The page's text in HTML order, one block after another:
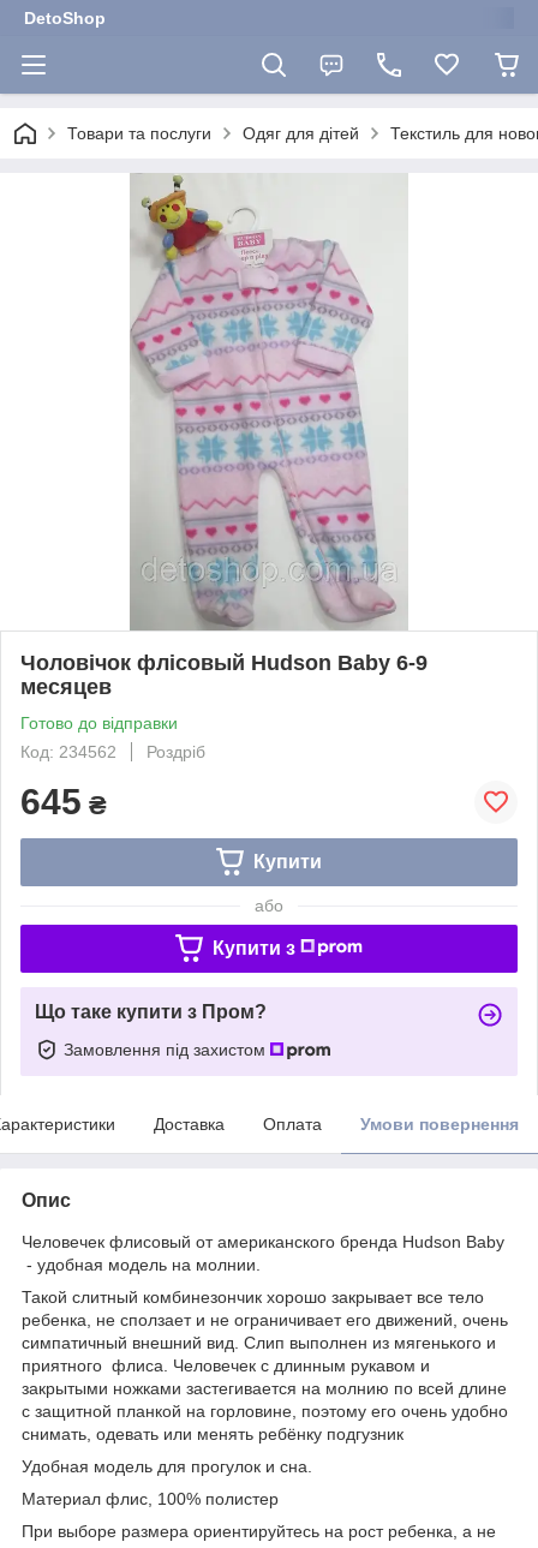
DetoShop
Товари та послуги Одяг для дітей Текстиль для
Чоловічок флісовый Hudson Baby 6-9
месяцев
Готово до відправки
Код: 234562
Роздріб
645 ₴
Купити
або
Купити з
Що таке купити з Пром?
Замовлення під захистом
Доставка Оплата Умови повернення
Опис
Человечек флисовый от американского бренда Hudson Baby
- удобная модель на молнии.
Такой слитный комбинезончик хорошо закрывает все тело
ребенка, не сползает и не ограничивает его движений, очень
симпатичный внешний вид. Слип выполнен из мягенького и
приятного флиса. Человечек с длинным рукавом и
закрытыми ножками застегивается на молнию по всей длине
с защитной планкой на горловине, поэтому его очень удобно
снимать, одевать или менять ребёнку подгузник
Удобная модель для прогулок и сна.
Материал флис, 100% полистер
При выборе размера ориентируйтесь на рост ребенка, а не